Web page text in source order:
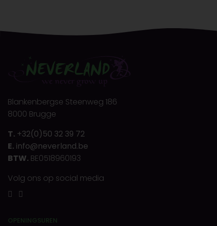
Blankenbergse Steenweg 186
8000 Brugge
T. +32(0)50 32 39 72
E. info@neverland.be
BTW. BE0518960193
Volg ons op social media
OPENINGSUREN